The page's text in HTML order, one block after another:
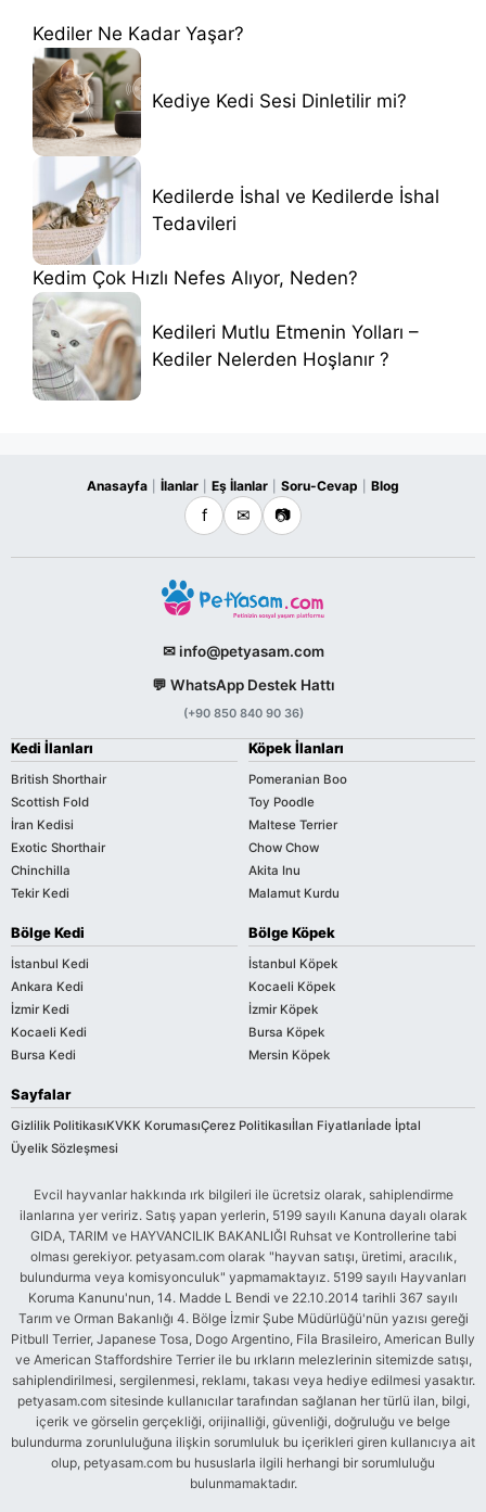
Kediler Ne Kadar Yaşar?
Kediye Kedi Sesi Dinletilir mi?
Kedilerde İshal ve Kedilerde İshal
Tedavileri
Kedim Çok Hızlı Nefes Alıyor, Neden?
Kedileri Mutlu Etmenin Yolları –
Kediler Nelerden Hoşlanır ?
Anasayfa İlanlar Eş İlanlar Soru-Cevap Blog
f ✉ 📷
✉ info@petyasam.com
💬 WhatsApp Destek Hattı
(+90 850 840 90 36)
Kedi İlanları
British Shorthair
Scottish Fold
İran Kedisi
Exotic Shorthair
Chinchilla
Tekir Kedi
Köpek İlanları
Pomeranian Boo
Toy Poodle
Maltese Terrier
Chow Chow
Akita Inu
Malamut Kurdu
Bölge Kedi
İstanbul Kedi
Ankara Kedi
İzmir Kedi
Kocaeli Kedi
Bursa Kedi
Bölge Köpek
İstanbul Köpek
Kocaeli Köpek
İzmir Köpek
Bursa Köpek
Mersin Köpek
Sayfalar
Gizlilik PolitikasıKVKK KorumasıÇerez Politikasıİlan Fiyatlarıİade İptal
Üyelik Sözleşmesi
Evcil hayvanlar hakkında ırk bilgileri ile ücretsiz olarak, sahiplendirme
ilanlarına yer veririz. Satış yapan yerlerin, 5199 sayılı Kanuna dayalı olarak
GIDA, TARIM ve HAYVANCILIK BAKANLIĞI Ruhsat ve Kontrollerine tabi
olması gerekiyor. petyasam.com olarak "hayvan satışı, üretimi, aracılık,
bulundurma veya komisyonculuk" yapmamaktayız. 5199 sayılı Hayvanları
Koruma Kanunu'nun, 14. Madde L Bendi ve 22.10.2014 tarihli 367 sayılı
Tarım ve Orman Bakanlığı 4. Bölge İzmir Şube Müdürlüğü'nün yazısı gereği
Pitbull Terrier, Japanese Tosa, Dogo Argentino, Fila Brasileiro, American Bully
ve American Staffordshire Terrier ile bu ırkların melezlerinin sitemizde satışı,
sahiplendirilmesi, sergilenmesi, reklamı, takası veya hediye edilmesi yasaktır.
petyasam.com sitesinde kullanıcılar tarafından sağlanan her türlü ilan, bilgi,
içerik ve görselin gerçekliği, orijinalliği, güvenliği, doğruluğu ve belge
bulundurma zorunluluğuna ilişkin sorumluluk bu içerikleri giren kullanıcıya ait
olup, petyasam.com bu hususlarla ilgili herhangi bir sorumluluğu
bulunmamaktadır.